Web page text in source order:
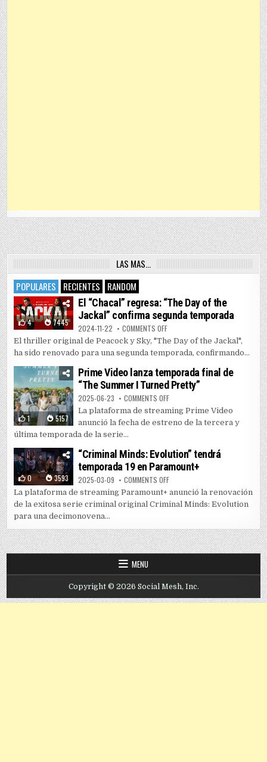
LAS MAS…
POPULARES
RECIENTES RANDOM
4 7445
El “Chacal” regresa: “The Day of the
Jackal” confirma segunda temporada
2024-11-22 COMMENTS OFFON EL “CHACAL” REGRESA: “THE
El thriller original de Peacock y Sky, "The Day of the Jackal",
ha sido renovado para una segunda temporada, confirmando...
1 5157
Prime Video lanza temporada final de
“The Summer I Turned Pretty”
2025-06-23 COMMENTS OFFON PRIME VIDEO LANZA
La plataforma de streaming Prime Video
anunció la fecha de estreno de la tercera y
última temporada de la serie...
0 3593
“Criminal Minds: Evolution” tendrá
temporada 19 en Paramount+
2025-03-09 COMMENTS OFFON “CRIMINAL MINDS:
La plataforma de streaming Paramount+ anunció la renovación
de la exitosa serie criminal original Criminal Minds: Evolution
para una decimonovena...
MENU
Copyright © 2026 Social Mesh, Inc.